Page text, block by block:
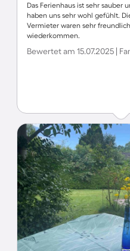
Das Ferienhaus ist sehr sauber
haben uns sehr wohl gefühlt.
Vermieter waren sehr
wiederkommen.
Bewertet am 15.07.2025 |